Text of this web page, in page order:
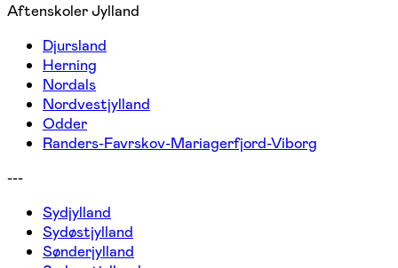
Aftenskoler Jylland
Djursland
Herning
Nordals
Nordvestjylland
Odder
Randers-Favrskov-Mariagerfjord-Viborg
---
Sydjylland
Sydøstjylland
Sønderjylland